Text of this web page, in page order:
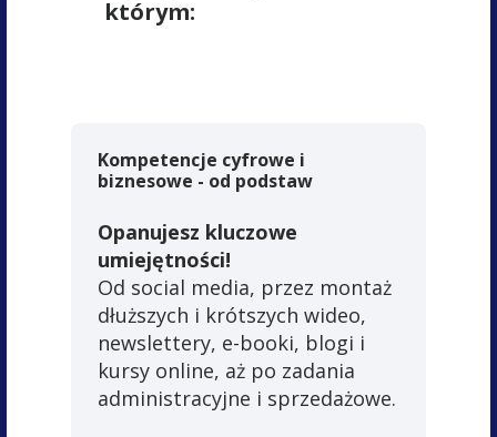
którym:
Kompetencje cyfrowe i
biznesowe - od podstaw
Opanujesz kluczowe
umiejętności!
Od social media, przez montaż
dłuższych i krótszych wideo,
newslettery, e-booki, blogi i
kursy online, aż po zadania
administracyjne i sprzedażowe.